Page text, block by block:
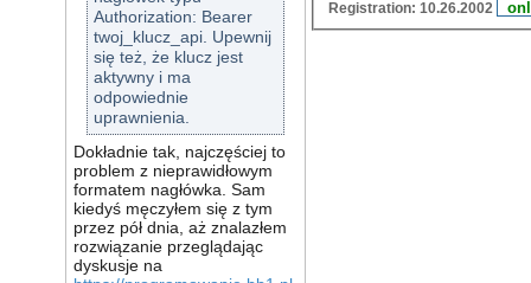
Authorization: Bearer
twoj_klucz_api. Upewnij
się też, że klucz jest
aktywny i ma
odpowiednie
uprawnienia.
Dokładnie tak, najczęściej to
problem z nieprawidłowym
formatem nagłówka. Sam
kiedyś męczyłem się z tym
przez pół dnia, aż znalazłem
rozwiązanie przeglądając
dyskusje na
Registration: 10.26.2002